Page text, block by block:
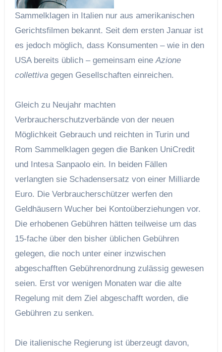
Sammelklagen in Italien nur aus amerikanischen
Gerichtsfilmen bekannt. Seit dem ersten Januar ist
es jedoch möglich, dass Konsumenten – wie in den
USA bereits üblich – gemeinsam eineAzione
collettivagegen Gesellschaften einreichen.
Gleich zu Neujahr machten
Verbraucherschutzverbände von der neuen
Möglichkeit Gebrauch und reichten in Turin und
Rom Sammelklagen gegen die Banken UniCredit
und Intesa Sanpaolo ein. In beiden Fällen
verlangten sie Schadensersatz von einer Milliarde
Euro. Die Verbraucherschützer werfen den
Geldhäusern Wucher bei Kontoüberziehungen vor.
Die erhobenen Gebühren hätten teilweise um das
15-fache über den bisher üblichen Gebühren
gelegen, die noch unter einer inzwischen
abgeschafften Gebührenordnung zulässig gewesen
seien. Erst vor wenigen Monaten war die alte
Regelung mit dem Ziel abgeschafft worden, die
Gebühren zu senken.
Die italienische Regierung ist überzeugt davon,